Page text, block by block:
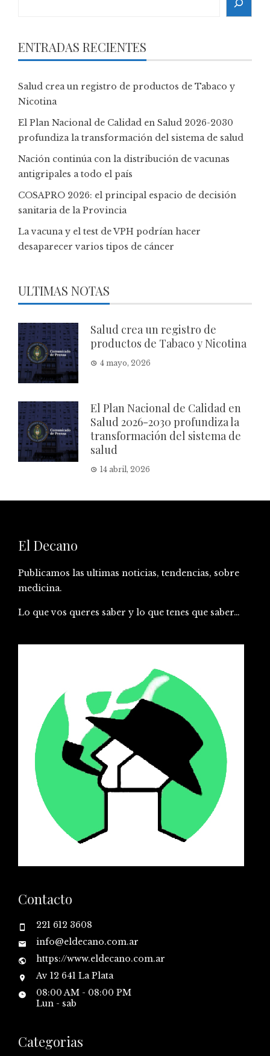
ENTRADAS RECIENTES
Salud crea un registro de productos de Tabaco y
Nicotina
El Plan Nacional de Calidad en Salud 2026-2030
profundiza la transformación del sistema de salud
Nación continúa con la distribución de vacunas
antigripales a todo el país
COSAPRO 2026: el principal espacio de decisión
sanitaria de la Provincia
La vacuna y el test de VPH podrían hacer
desaparecer varios tipos de cáncer
ULTIMAS NOTAS
Salud crea un registro de
productos de Tabaco y Nicotina
4 mayo, 2026
El Plan Nacional de Calidad en
Salud 2026-2030 profundiza la
transformación del sistema de
salud
14 abril, 2026
El Decano
Publicamos las ultimas noticias, tendencias, sobre
medicina.
Lo que vos queres saber y lo que tenes que saber…
Contacto
221 612 3608
info@eldecano.com.ar
https://www.eldecano.com.ar
Av 12 641 La Plata
08:00 AM - 08:00 PM
Lun - sab
Categorias